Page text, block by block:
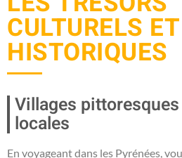
CULTURELS ET
HISTORIQUES
Villages
locales
En voyageant dans les Pyrénées,